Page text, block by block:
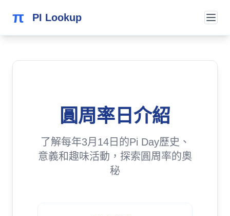
π PI Lookup
圓周率日介紹
了解每年3月14日的Pi Day歷史、
意義和趣味活動，探索圓周率的奧
秘